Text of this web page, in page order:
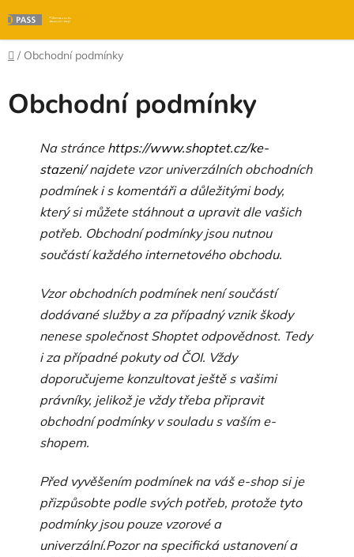
na
obsah
Domů
/ Obchodní podmínky
Obchodní podmínky
Na stránce https://www.shoptet.cz/ke-
stazeni/najdete vzor univerzálních obchodních
podmínek i s komentáři a důležitými body,
který si můžete stáhnout a upravit dle vašich
potřeb. Obchodní podmínky jsou nutnou
součástí každého internetového obchodu.
Vzor obchodních podmínek není součástí
dodávané služby a za případný vznik škody
nenese společnost Shoptet odpovědnost. Tedy
i za případné pokuty od ČOI. Vždy
doporučujeme konzultovat ještě s vašimi
právníky, jelikož je vždy třeba připravit
obchodní podmínky v souladu s vaším e-
shopem.
Před vyvěšením podmínek na váš e-shop si je
přizpůsobte podle svých potřeb, protože tyto
podmínky jsou pouze vzorové a
univerzální.Pozor na specifická ustanovení a